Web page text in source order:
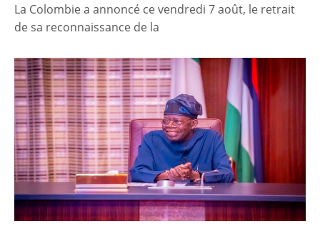
La Colombie a annoncé ce vendredi 7 août, le retrait
de sa reconnaissance de la